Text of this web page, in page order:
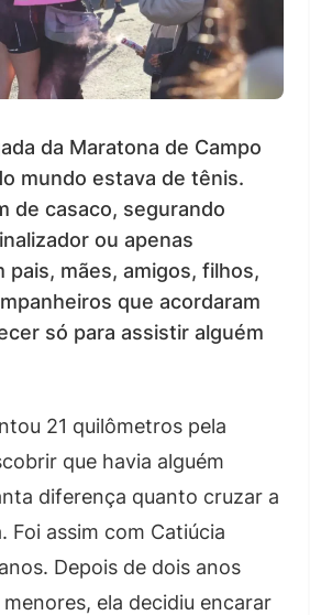
da Maratona de Campo
mundo estava de tênis.
de casaco, segurando
ou apenas
pais, mães, amigos, filhos,
que acordaram
só para assistir alguém
21 quilômetros pela
que havia alguém
diferença quanto cruzar a
Foi assim com Catiúcia
Depois de dois anos
ela decidiu encarar